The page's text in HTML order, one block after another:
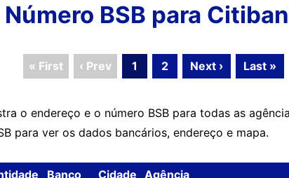
Número BSB para
« First ‹ Prev 1 2 Next › Last »
o endereço e o número BSB para todas as
para ver os dados bancários, endereço e mapa.
Banco Cidade Agência